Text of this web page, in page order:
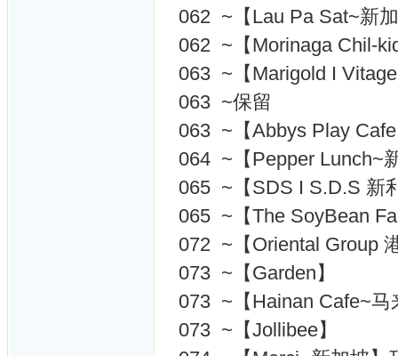
062 ~【Lau Pa Sat~新
062 ~【Morinaga Chil-
063 ~【Marigold I
063 ~保留
063 ~【Abbys Play
064 ~【Pepper Lunch~
065 ~【SDS I S.D.S 新
065 ~【The SoyBean
072 ~【Oriental Group
073 ~【Garden】
073 ~【Hainan Cafe~马
073 ~【Jollibee】